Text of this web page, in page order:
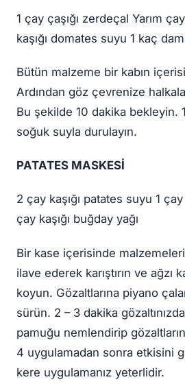
1 çay çaşığı zerdeçal Yarım
kaşığı domates suyu 1 kaç
Bütün malzeme bir kabın
Ardından göz çevrenize
Bu şekilde 10 dakika bekleyin.
soğuk suyla durulayın.
PATATES MASKESİ
2 çay kaşığı patates suyu 1 çay
çay kaşığı buğday yağı
Bir kase içerisinde
ilave ederek karıştırın ve ağzı
koyun. Gözaltlarına piyano
sürün. 2 – 3 dakika
pamuğu nemlendirip
4 uygulamadan sonra etkisini
kere uygulamanız yeterlidir.